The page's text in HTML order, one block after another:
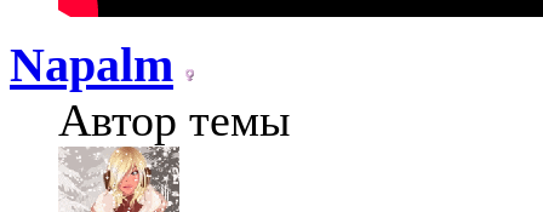
Napalm
Автор темы